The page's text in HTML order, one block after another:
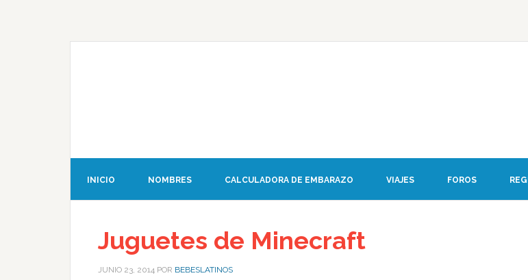
INICIO NOMBRES CALCULADORA DE EMBARAZO VIAJES FOROS
Juguetes de Minecraft
JUNIO 23, 2014 POR BEBESLATINOS